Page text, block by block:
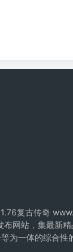
复古传奇
网站，集最新
为一体的综合性